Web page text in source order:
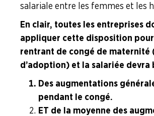
salariale entre les femmes et les
En clair, toutes les entreprises
appliquer cette disposition
rentrant de congé de maternité
d’adoption) et la salariée devra
Des augmentations
pendant le congé.
ET de la moyenne des